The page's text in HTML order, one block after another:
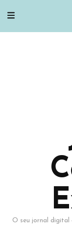
O seu jornal digital